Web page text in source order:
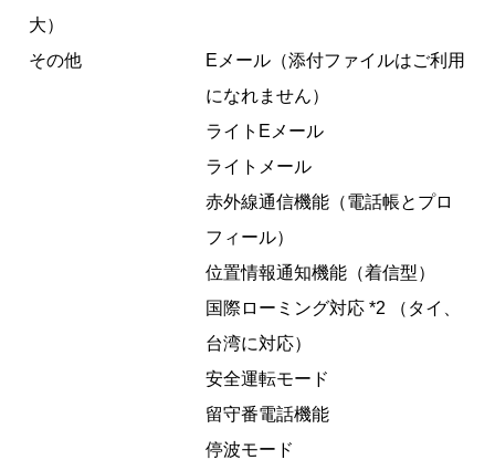
大）
その他
Eメール（添付ファイルはご利用
になれません）
ライトEメール
ライトメール
赤外線通信機能（電話帳とプロ
フィール）
位置情報通知機能（着信型）
国際ローミング対応 *2 （タイ、
台湾に対応）
安全運転モード
留守番電話機能
停波モード